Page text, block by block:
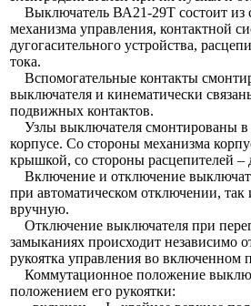
Выключатель ВА21-29Т состоит из
механизма управления, контактной
дугогасительного устройства,
тока.
Вспомогательные контакты
выключателя и кинематически
подвижных контактов.
Узлы выключателя смонтированы в
корпусе. Со стороны механизма
крышкой, со стороны расцепителей –
Включение и отключение
при автоматическом отключении,
вручную.
Отключение выключателя при
замыканиях происходит независимо
рукоятка управления во включенном
Коммутационное положение
положением его рукоятки: